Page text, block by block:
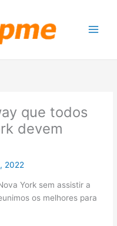
que todos
devem
2022
York sem assistir a
os melhores para